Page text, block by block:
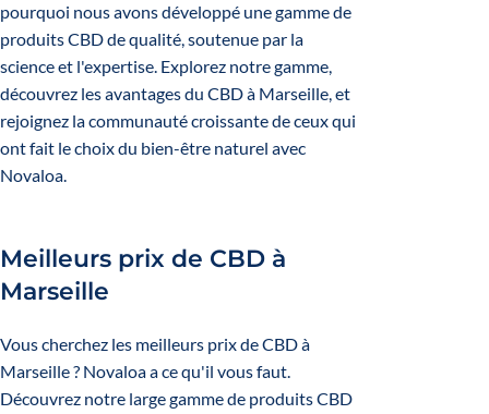
pourquoi nous avons développé une gamme de
produits CBD de qualité, soutenue par la
science et l'expertise. Explorez notre gamme,
découvrez les avantages du CBD à Marseille, et
rejoignez la communauté croissante de ceux qui
ont fait le choix du bien-être naturel avec
Novaloa.
Meilleurs prix de CBD à
Marseille
Vous cherchez les meilleurs prix de CBD à
Marseille ? Novaloa a ce qu'il vous faut.
Découvrez notre large gamme de produits CBD